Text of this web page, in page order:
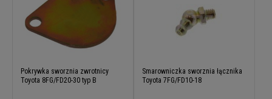
Pokrywka sworznia zwrotnicy
Toyota 8FG/FD20-30 typ B
Smarowniczka sworznia łącznika
Toyota 7FG/FD10-18